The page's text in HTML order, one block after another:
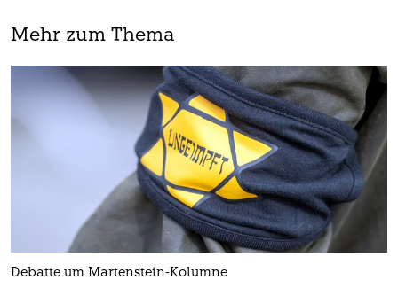
Mehr zum Thema
Debatte um Martenstein-Kolumne